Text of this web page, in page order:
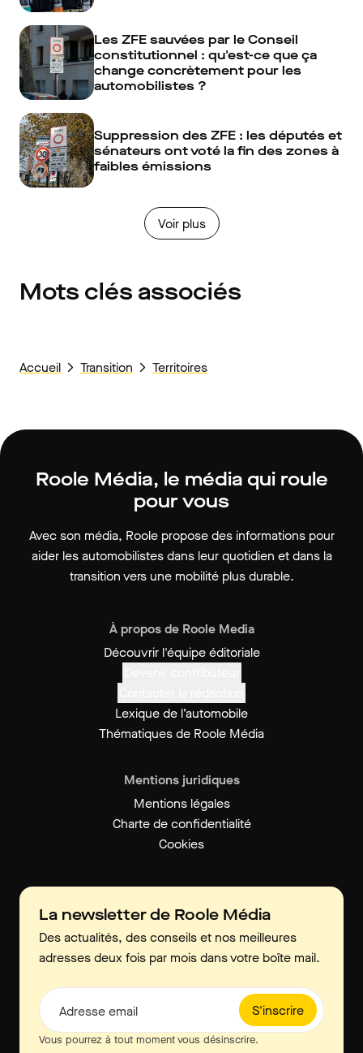
Les ZFE sauvées par le Conseil
constitutionnel : qu'est-ce que ça
change concrètement pour les
automobilistes ?
Suppression des ZFE : les députés et
sénateurs ont voté la fin des zones à
faibles émissions
Voir plus
Mots clés associés
Accueil Transition Territoires
Roole Média, le média qui roule
pour vous
Avec son média, Roole propose des informations pour
aider les automobilistes dans leur quotidien et dans la
transition vers une mobilité plus durable.
À propos de Roole Media
Découvrir l'équipe éditoriale
Lexique de l’automobile
Thématiques de Roole Média
Mentions juridiques
Mentions légales
Charte de confidentialité
Cookies
La newsletter de Roole Média
Des actualités, des conseils et nos meilleures
adresses deux fois par mois dans votre boîte mail.
S'inscrire
Adresse email
Vous pourrez à tout moment vous désinscrire.